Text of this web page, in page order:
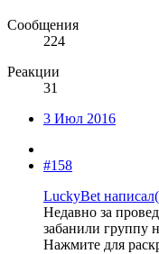
Сообщения
224
Реакции
31
3 Июл 2016
#158
LuckyBet
Недавно за
забанили группу
Нажмите для